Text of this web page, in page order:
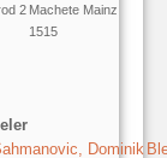
2 Machete Mainz
1515
Dominik